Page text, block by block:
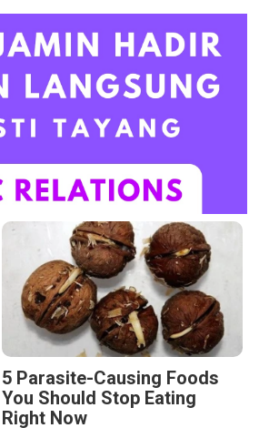
5 Parasite-Causing Foods
You Should Stop Eating
Right Now